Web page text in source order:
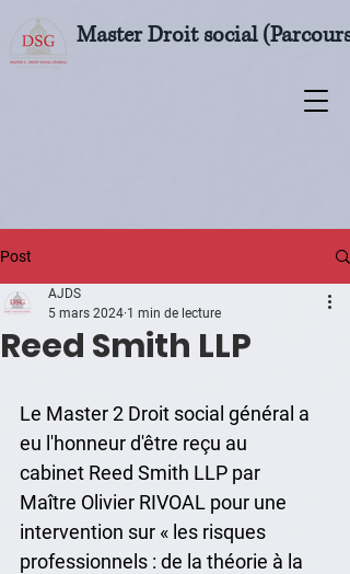
Master Droit social
Post
Reed Smith LLP
AJDS
5 mars 2024 1 min de lecture
Le Master 2 Droit social général a
eu l'honneur d'être reçu au
cabinet Reed Smith LLP par
Maître Olivier RIVOAL pour une
intervention sur « les risques
professionnels : de la théorie à la